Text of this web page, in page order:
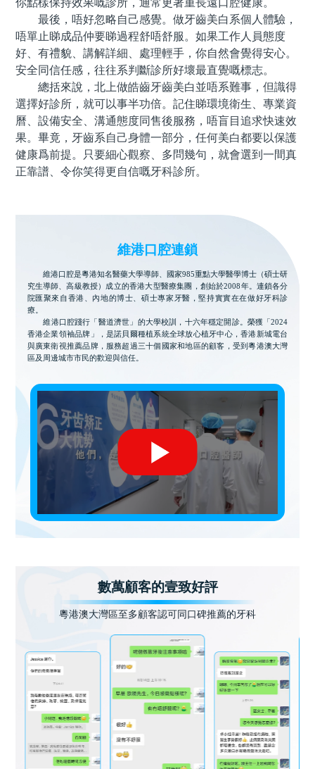
你點樣保持效果嘅診所，通常更著重長遠口腔健康。
最後，唔好忽略自己感覺。做牙齒美白系個人體驗，
唔單止睇成品仲要睇過程舒唔舒服。如果工作人員態度
好、有禮貌、講解詳細、處理輕手，你自然會覺得安心。
安全同信任感，往往系判斷診所好壞最直覺嘅標志。
總括來說，北上做皓齒牙齒美白並唔系難事，但識得
選擇好診所，就可以事半功倍。記住睇環境衛生、專業資
曆、設備安全、溝通態度同售後服務，唔盲目追求快速效
果。畢竟，牙齒系自己身體一部分，任何美白都要以保護
健康爲前提。只要細心觀察、多問幾句，就會選到一間真
正靠譜、令你笑得更自信嘅牙科診所。
維港口腔連鎖
維港口腔是粵港知名醫藥大學導師、國家985重點大學醫學博士（碩士研
究生導師、高級教授）成立的香港大型醫療集團，創始於2008年。連鎖各分
院匯聚來自香港、內地的博士、碩士專家牙醫，堅持實實在在做好牙科診
療。
維港口腔踐行「醫道濟世」的大學校訓，十六年穩定開診。榮獲「2024
香港企業領袖品牌」，是諾貝爾種植系統全球放心植牙中心，香港新城電台
與廣東衛視推薦品牌，服務超過三十個國家和地區的顧客，受到粵港澳大灣
區及周邊城市市民的歡迎與信任。
數萬顧客的壹致好評
粵港澳大灣區至多顧客認可同口碑推薦的牙科